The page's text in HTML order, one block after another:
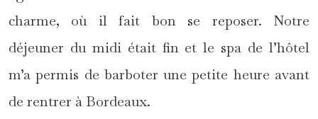
charme, où il fait bon se reposer. Notre
déjeuner du midi était fin et le spa de l’hôtel
m’a permis de barboter une petite heure avant
de rentrer à Bordeaux.